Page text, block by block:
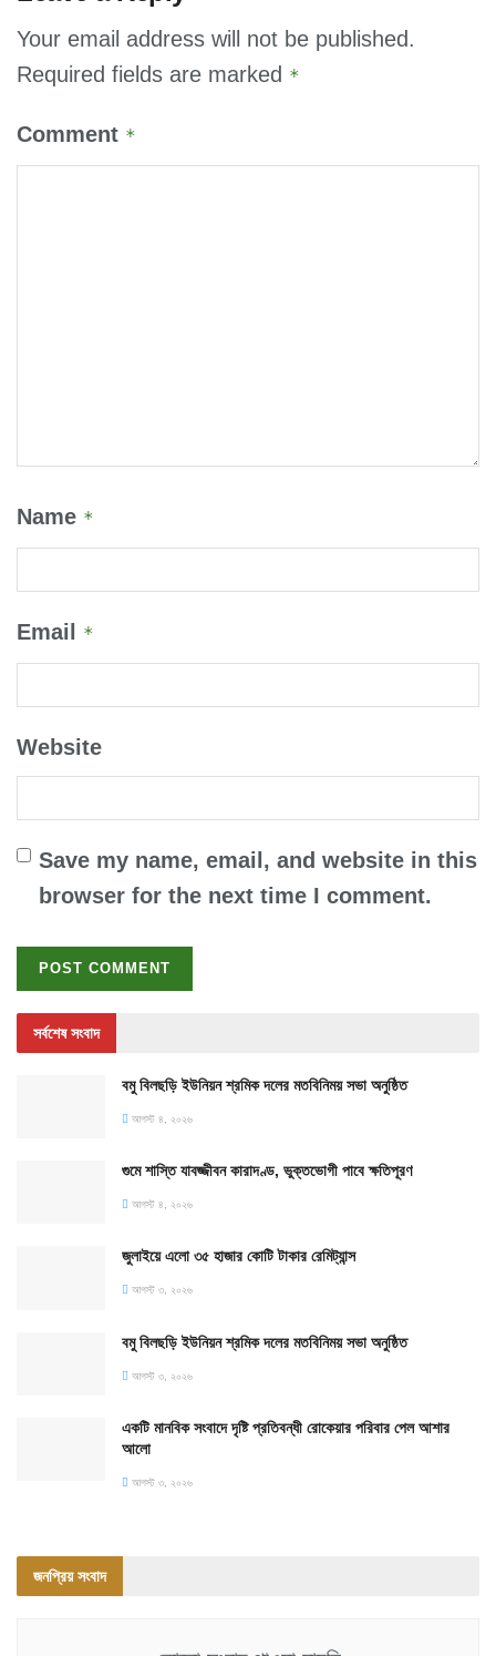
Your email address will not be published.
Required fields are marked *
Comment *
Name *
Email *
Website
Save my name, email, and website in this
browser for the next time I comment.
সর্বশেষ সংবাদ
বমু বিলছড়ি ইউনিয়ন শ্রমিক দলের মতবিনিময় সভা অনুষ্ঠিত
আগস্ট ৪, ২০২৬
গুমে শাস্তি যাবজ্জীবন কারাদণ্ড, ভুক্তভোগী পাবে ক্ষতিপূরণ
আগস্ট ৪, ২০২৬
জুলাইয়ে এলো ৩৫ হাজার কোটি টাকার রেমিট্যান্স
আগস্ট ৩, ২০২৬
বমু বিলছড়ি ইউনিয়ন শ্রমিক দলের মতবিনিময় সভা অনুষ্ঠিত
আগস্ট ৩, ২০২৬
একটি মানবিক সংবাদে দৃষ্টি প্রতিবন্ধী রোকেয়ার পরিবার পেল আশার
আলো
আগস্ট ৩, ২০২৬
জনপ্রিয় সংবাদ